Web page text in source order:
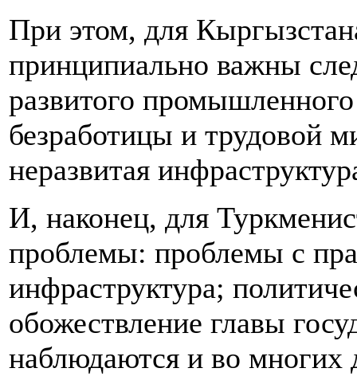
При этом, для
принципиально важны
развитого
безработицы и трудовой
неразвитая
И, наконец, для
проблемы: проблемы с
инфраструктура;
обожествление главы
наблюдаются и во многих